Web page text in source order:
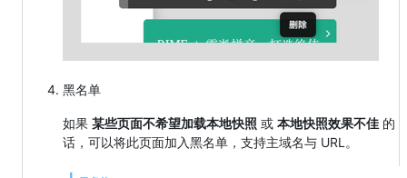
黑名单
如果 某些页面不希望加载本地快照 或 本地快照效果不佳 的
话，可以将此页面加入黑名单，支持主域名与 URL。